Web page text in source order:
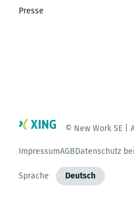
Presse
© New Work SE |
ImpressumAGBDatenschutz
Sprache Deutsch